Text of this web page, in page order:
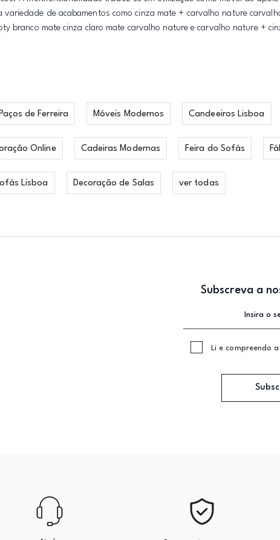
variedade de acabamentos como cinza mate + carvalho nature
branco mate cinza claro mate carvalho nature e carvalho nature +
de Ferreira Móveis Modernos Candeeiros Lisboa
Online Cadeiras Modernas Feira do Sofás
Lisboa Decoração de Salas ver todas
Subscreva a
Li e compreendo a